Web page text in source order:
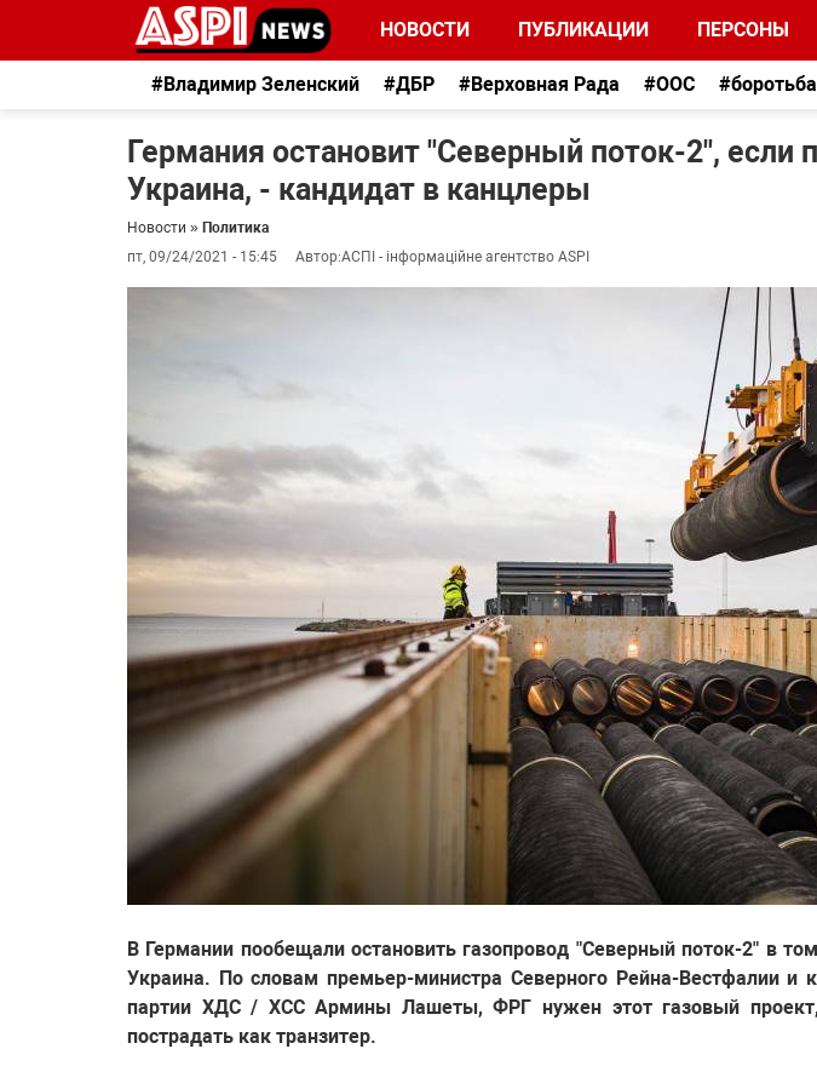
НОВОСТИ ПУБЛИКАЦИИ ПЕРСОНЫ
#Владимир Зеленский #ДБР #Верховная Рада #ООС
Германия остановит "Северный поток-2", если
Украина, - кандидат в канцлеры
Новости » Политика
пт, 09/24/2021 - 15:45
Автор:АСПІ - інформаційне агентство ASPI
В Германии пообещали остановить газопровод "Северный поток-2" в
Украина. По словам премьер-министра Северного Рейна-Вестфалии и
партии ХДС / ХСС Армины Лашеты, ФРГ нужен этот газовый
пострадать как транзитер.